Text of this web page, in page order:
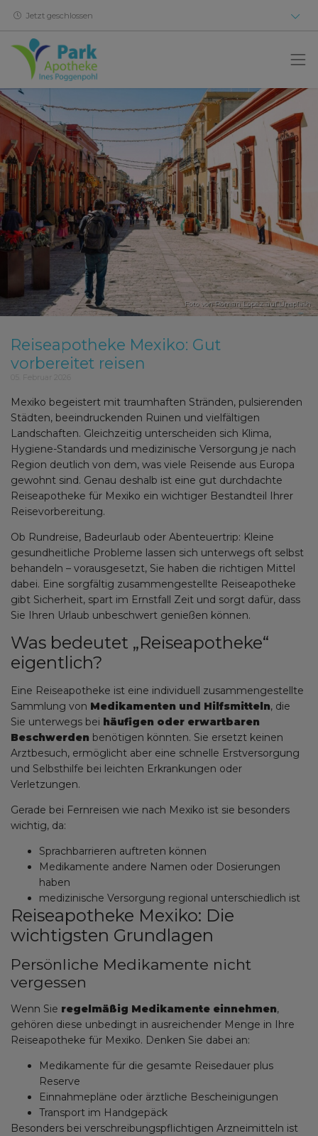
Jetzt geschlossen
Foto vonRoman LopezaufUnsplash
Reiseapotheke Mexiko: Gut
vorbereitet reisen
Mexiko begeistert mit traumhaften Stränden, pulsierenden
Städten, beeindruckenden Ruinen und vielfältigen
Landschaften. Gleichzeitig unterscheiden sich Klima,
Hygiene-Standards und medizinische Versorgung je nach
Region deutlich von dem, was viele Reisende aus Europa
gewohnt sind. Genau deshalb ist eine gut durchdachte
Reiseapotheke für Mexiko ein wichtiger Bestandteil Ihrer
Reisevorbereitung.
Ob Rundreise, Badeurlaub oder Abenteuertrip: Kleine
gesundheitliche Probleme lassen sich unterwegs oft selbst
behandeln – vorausgesetzt, Sie haben die richtigen Mittel
dabei. Eine sorgfältig zusammengestellte Reiseapotheke
gibt Sicherheit, spart im Ernstfall Zeit und sorgt dafür, dass
Sie Ihren Urlaub unbeschwert genießen können.
Was bedeutet „Reiseapotheke“
eigentlich?
Eine Reiseapotheke ist eine individuell zusammengestellte
Sammlung von Medikamenten und Hilfsmitteln, die
Sie unterwegs bei häufigen oder erwartbaren
Beschwerden benötigen könnten. Sie ersetzt keinen
Arztbesuch, ermöglicht aber eine schnelle Erstversorgung
und Selbsthilfe bei leichten Erkrankungen oder
Verletzungen.
Gerade bei Fernreisen wie nach Mexiko ist sie besonders
wichtig, da:
Sprachbarrieren auftreten können
Medikamente andere Namen oder Dosierungen
haben
medizinische Versorgung regional unterschiedlich ist
Reiseapotheke Mexiko: Die
wichtigsten Grundlagen
Persönliche Medikamente nicht
vergessen
Wenn Sie regelmäßig Medikamente einnehmen,
gehören diese unbedingt in ausreichender Menge in Ihre
Reiseapotheke für Mexiko. Denken Sie dabei an:
Medikamente für die gesamte Reisedauer plus
Reserve
Einnahmepläne oder ärztliche Bescheinigungen
Transport im Handgepäck
Besonders bei verschreibungspflichtigen Arzneimitteln ist